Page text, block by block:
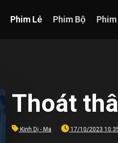
Phim Lẻ Phim Bộ
Thoát
Kinh Dị - Ma 17/10/2023